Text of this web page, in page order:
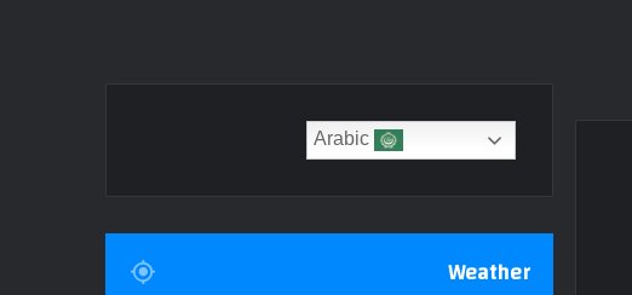
Arabic
Weather